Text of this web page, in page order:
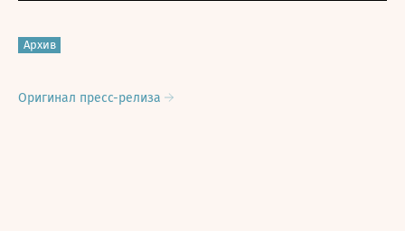
Архив
Оригинал пресс-релиза